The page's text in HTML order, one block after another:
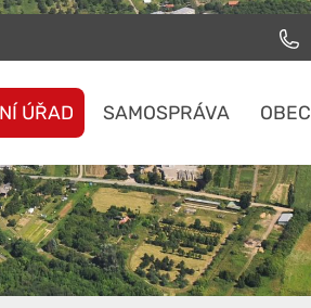
ÚŘAD SAMOSPRÁVA OBEC